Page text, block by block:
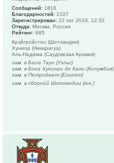
Сообщений: 1816
Благодарностей: 2107
Зарегистрирован: 22 окт 2018, 12:32
Откуда: Москва, Россия
Рейтинг: 685
Крэйгройстон (Шотландия)
Хуниор (Никарагуа)
Аль-Наджма (Саудовская Аравия)
зам. в Бала Таун (Уэльс)
зам. в Бока Хуниорс де Кали (Колумбия)
зам. в Петроджет (Египет)
зам. в сборной Шотландии (юн.)